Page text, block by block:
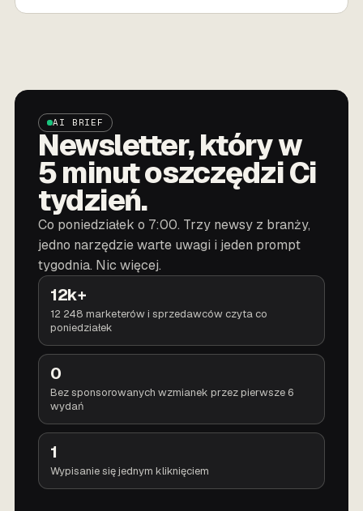
AI BRIEF
Newsletter, który w
5 minut oszczędzi Ci
tydzień.
Co poniedziałek o 7:00. Trzy newsy z branży,
jedno narzędzie warte uwagi i jeden prompt
tygodnia. Nic więcej.
12k+
12 248 marketerów i sprzedawców czyta co
poniedziałek
0
Bez sponsorowanych wzmianek przez pierwsze 6
wydań
1
Wypisanie się jednym kliknięciem